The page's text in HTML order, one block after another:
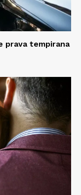
prava tempirana